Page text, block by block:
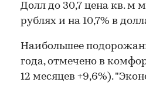
Долл до 30,7 цена кв. м
рублях и на 10,7% в
Наибольшее
года, отмечено в
12 месяцев +9,6%).